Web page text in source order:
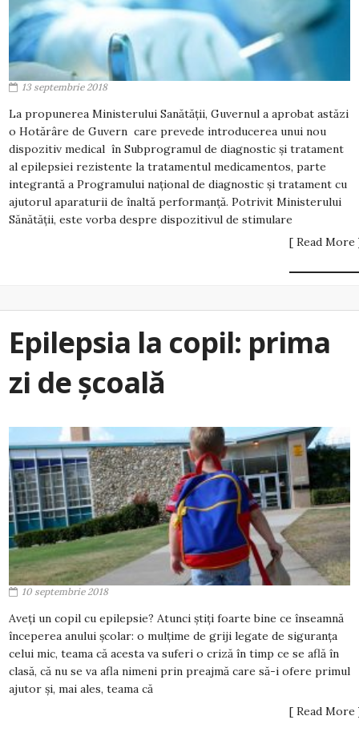
13 septembrie 2018
La propunerea Ministerului Sanătății, Guvernul a aprobat astăzi
o Hotărâre de Guvern care prevede introducerea unui nou
dispozitiv medical în Subprogramul de diagnostic şi tratament
al epilepsiei rezistente la tratamentul medicamentos, parte
integrantă a Programului naţional de diagnostic şi tratament cu
ajutorul aparaturii de înaltă performanţă. Potrivit Ministerului
Sănătății, este vorba despre dispozitivul de stimulare
[ Read More
Epilepsia la copil: prima
zi de școală
10 septembrie 2018
Aveți un copil cu epilepsie? Atunci știți foarte bine ce înseamnă
începerea anului școlar: o mulțime de griji legate de siguranța
celui mic, teama că acesta va suferi o criză în timp ce se află în
clasă, că nu se va afla nimeni prin preajmă care să-i ofere primul
ajutor și, mai ales, teama că
[ Read More